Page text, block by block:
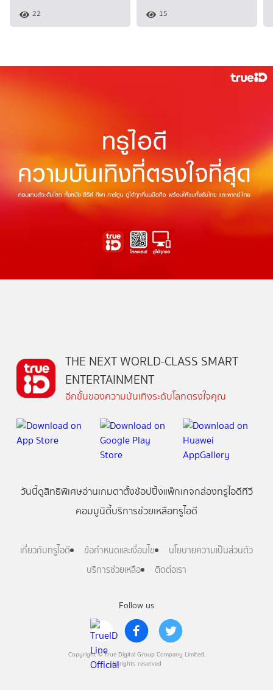
22 15
Follow us
Copyright © True Digital Group Company Limited.
All rights reserved
THE NEXT WORLD-CLASS SMART
ENTERTAINMENT
อีกขั้นของความบันเทิงระดับโลกตรงใจคุณ
วันนี้ดูสิทธิพิเศษอ่านเกมตาตั้งช้อปปิ้งแพ็กเกจกล่องทรูไอดีทีวี
คอมมูนิตี้บริการช่วยเหลือทรูไอดี
เกี่ยวกับทรูไอดี ข้อกำหนดและเงื่อนไข
นโยบายความเป็นส่วนตัว
บริการช่วยเหลือ
ติดต่อเรา